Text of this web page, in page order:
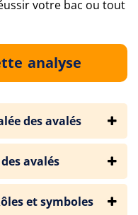
votre bac ou tout
analyse
des avalés
avalés
et symboles